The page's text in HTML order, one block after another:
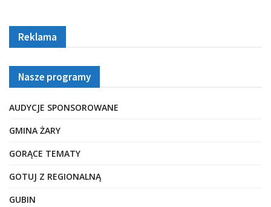
Reklama
Nasze programy
AUDYCJE SPONSOROWANE
GMINA ŻARY
GORĄCE TEMATY
GOTUJ Z REGIONALNĄ
GUBIN